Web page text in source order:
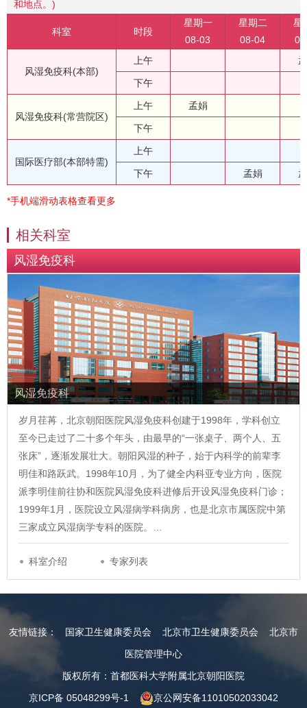
和地点。)
科室 时段
星期一
08-03
星期二
08-04
星
风湿免疫科(本部)
上午
下午
风湿免疫科(常营院区)
上午 孟娟
下午
国际医疗部(本部特需)
上午
下午 孟娟
*手机端滑动表格查看更多
相关科室
风湿免疫科
风湿免疫科
岁月荏苒，北京朝阳医院风湿免疫科创建于1998年，学科创立
至今已走过了二十多个年头，由最早的“一张桌子、两个人、五
张床”，逐渐发展壮大。朝阳风湿的种子，始于内科学的前辈李
明佳和路跃武。1998年10月，为了健全内科亚专业方向，医院
派李明佳前往协和医院风湿免疫科进修后开设风湿免疫科门诊；
1999年1月，医院设立风湿病学科病房，也是北京市属医院中第
三家成立风湿病学专科的医院。…
科室介绍 专家列表
友情链接： 国家卫生健康委员会 北京市卫生健康委员会
北京市
医院管理中心
版权所有：首都医科大学附属北京朝阳医院
京ICP备 05048299号-1
京公网安备11010502033042